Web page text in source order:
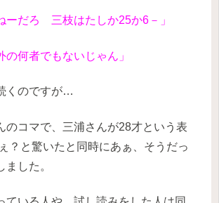
ーだろ 三枝はたしか25か6－」
の何者でもないじゃん」
くのですが…
のコマで、三浦さんが28才という表
？と驚いたと同時にあぁ、そうだっ
ました。